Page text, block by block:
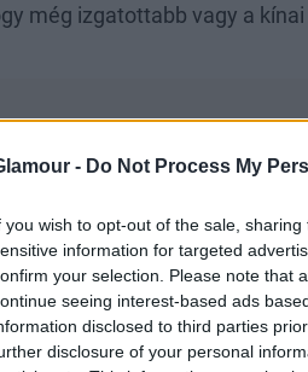
- Do Not Process My
you wish to opt-out of the sale,
information for targeted
your selection. Please note that
seeing interest-based ads
disclosed to third parties
disclosure of your personal
még izgatottabb vagy a kínai
kapa,
hogy a kommunikációra
beszélsz, teremtesz
oda a másikra,
ben, meghallgasd a